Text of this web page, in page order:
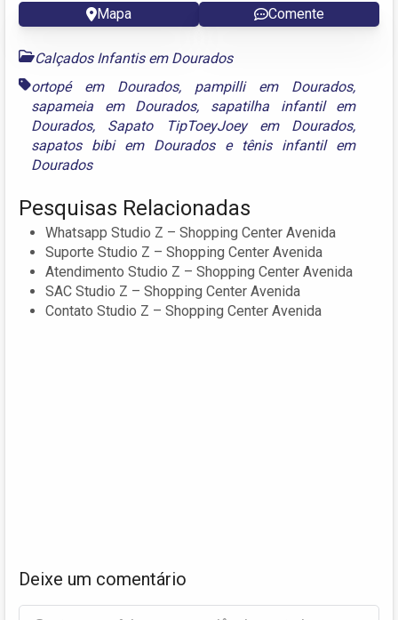
Mapa Comente
Calçados Infantis em Dourados
ortopé em Dourados, pampilli em Dourados,
sapameia em Dourados, sapatilha infantil em
Dourados, Sapato TipToeyJoey em Dourados,
sapatos bibi em Douradose tênis infantil em
Dourados
Pesquisas Relacionadas
Whatsapp Studio Z – Shopping Center Avenida
Suporte Studio Z – Shopping Center Avenida
Atendimento Studio Z – Shopping Center Avenida
SAC Studio Z – Shopping Center Avenida
Contato Studio Z – Shopping Center Avenida
Deixe um comentário